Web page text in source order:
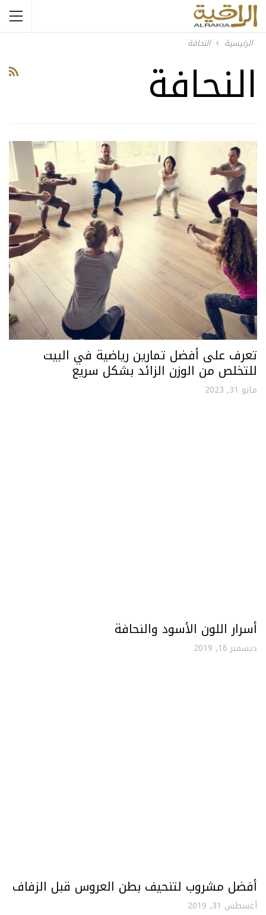
الرئيسية النحافة
النحافة
تعرف على أفضل تمارين رياضية في البيت
للتخلص من الوزن الزائد بشكل سريع
مايو 31, 2023
أسرار اللون الأسود والنحافة
ديسمبر 16, 2019
أفضل مشروب لتنحيف بطن العروس قبل الزفاف
أغسطس 31, 2019